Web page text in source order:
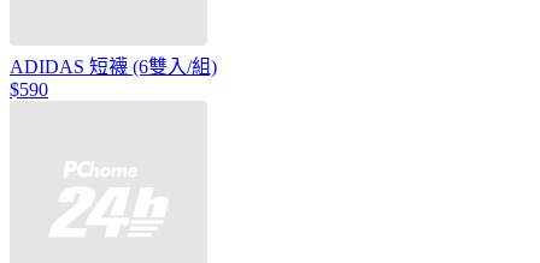
ADIDAS 短襪 (6雙入/組)
$590